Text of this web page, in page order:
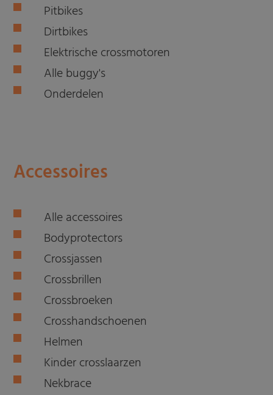
Pitbikes
Dirtbikes
Elektrische crossmotoren
Alle buggy's
Onderdelen
Accessoires
Alle accessoires
Bodyprotectors
Crossjassen
Crossbrillen
Crossbroeken
Crosshandschoenen
Helmen
Kinder crosslaarzen
Nekbrace